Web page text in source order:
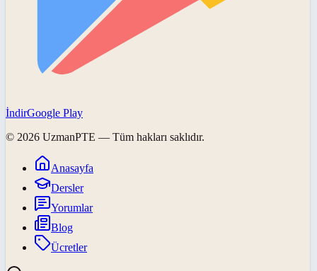
İndirGoogle Play
© 2026 UzmanPTE — Tüm hakları saklıdır.
Anasayfa
Dersler
Yorumlar
Blog
Ücretler